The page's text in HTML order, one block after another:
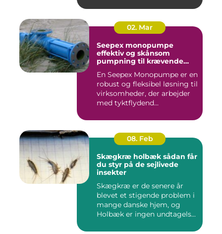
02. Mar
Seepex monopumpe
effektiv og skånsom
pumpning til krævende
En Seepex Monopumpe er en
robust og fleksibel løsning til
virksomheder, der arbejder
med tyktflydend...
08. Feb
Skægkræ holbæk sådan får
du styr på de sejlivede
insekter
Skægkræ er de senere år
blevet et stigende problem i
mange danske hjem, og
Holbæk er ingen undtagels...